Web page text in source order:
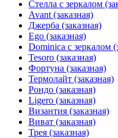
Стелла с зеркалом
Avant (заказная)
Джерба (заказная)
Ego (заказная)
Dominica с зеркалом
Tesoro (заказная)
Фортуна (заказная)
Термолайт (заказная)
Рондо (заказная)
Ligero (заказная)
Византия (заказная)
Виват (заказная)
Трея (заказная)